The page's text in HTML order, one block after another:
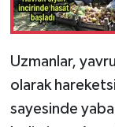
Uzmanlar,
olarak
sayesinde